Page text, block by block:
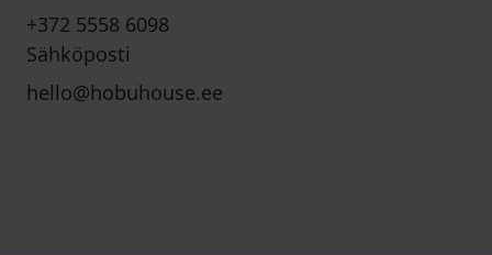
+372 5558 6098
Sähköposti
hello@hobuhouse.ee